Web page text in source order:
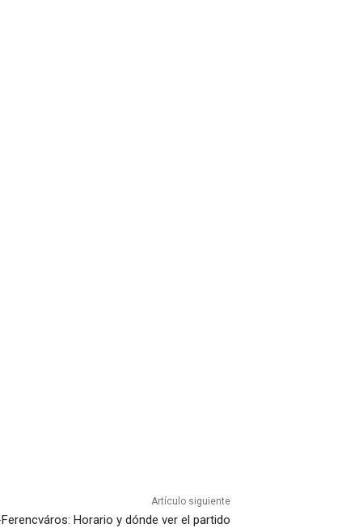
Artículo siguiente
Horario y dónde ver el partido